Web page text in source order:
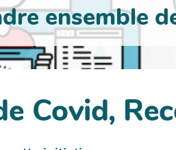
ensemble
Covid,